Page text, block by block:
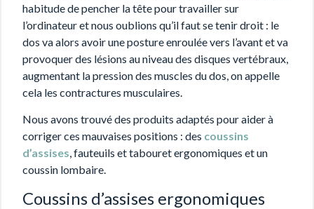
habitude de pencher la tête pour travailler sur
l’ordinateur et nous oublions qu’il faut se tenir droit : le
dos va alors avoir une posture enroulée vers l’avant et va
provoquer des lésions au niveau des disques vertébraux,
augmentant la pression des muscles du dos, on appelle
cela les contractures musculaires.
Nous avons trouvé des produits adaptés pour aider à
corriger ces mauvaises positions : des coussins
d’assises, fauteuils et tabouret ergonomiques et un
coussin lombaire.
Coussins d’assises ergonomiques